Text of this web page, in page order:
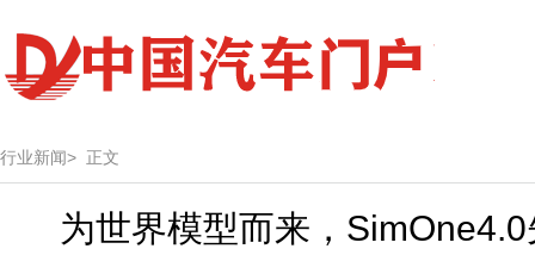
行业新闻> 正文
为世界模型而来，